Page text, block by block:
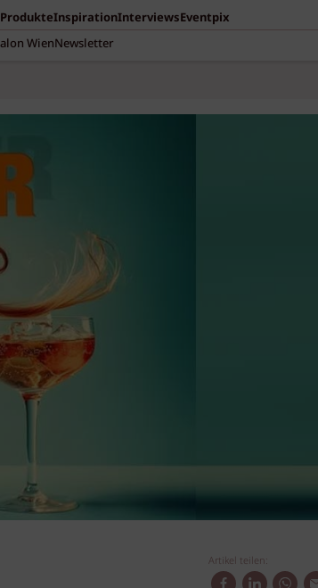
ProdukteInspirationInterviewsEventpix
WienNewsletter
Artikel teilen: